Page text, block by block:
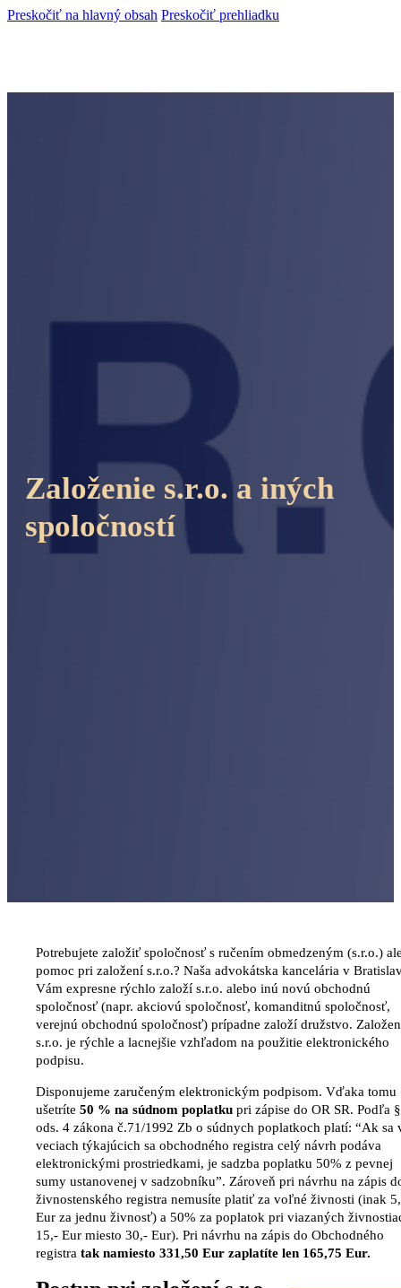
Preskočiť na hlavný obsah Preskočiť prehliadku
Založenie s.r.o. a iných
spoločností
Potrebujete založiť spoločnosť s ručením obmedzeným (s.r.o.)
pomoc pri založení s.r.o.? Naša advokátska kancelária v
Vám expresne rýchlo založí s.r.o. alebo inú novú obchodnú
spoločnosť (napr. akciovú spoločnosť, komanditnú spoločnosť,
verejnú obchodnú spoločnosť) prípadne založí družstvo.
s.r.o. je rýchle a lacnejšie vzhľadom na použitie elektronického
podpisu.
Disponujeme zaručeným elektronickým podpisom. Vďaka tomu
ušetríte 50 % na súdnom poplatku pri zápise do OR SR. Podľa
ods. 4 zákona č.71/1992 Zb o súdnych poplatkoch platí: “Ak sa
veciach týkajúcich sa obchodného registra celý návrh podáva
elektronickými prostriedkami, je sadzba poplatku 50% z pevnej
sumy ustanovenej v sadzobníku”. Zároveň pri návrhu na zápis
živnostenského registra nemusíte platiť za voľné živnosti (inak
Eur za jednu živnosť) a 50% za poplatok pri viazaných
15,- Eur miesto 30,- Eur). Pri návrhu na zápis do Obchodného
registra tak namiesto 331,50 Eur zaplatíte len 165,75 Eur.